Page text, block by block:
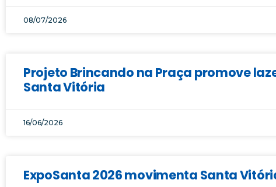
08/07/2026
Projeto Brincando na Praça promove
Santa Vitória
16/06/2026
ExpoSanta 2026 movimenta Santa